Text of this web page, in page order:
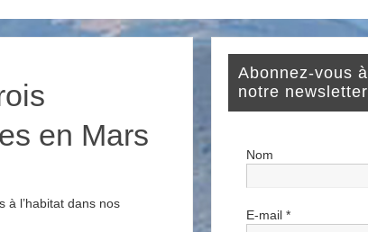
en Mars
à l’habitat dans nos
Abonnez-vous à
notre newsletter
Nom
E-mail*